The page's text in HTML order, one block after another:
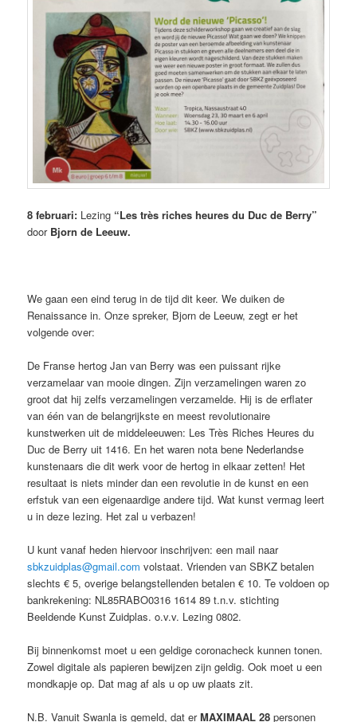
8 februari: Lezing “Les très riches heures du Duc de Berry”
door Bjorn de Leeuw.
We gaan een eind terug in de tijd dit keer. We duiken de
Renaissance in. Onze spreker, Bjorn de Leeuw, zegt er het
volgende over:
De Franse hertog Jan van Berry was een puissant rijke
verzamelaar van mooie dingen. Zijn verzamelingen waren zo
groot dat hij zelfs verzamelingen verzamelde. Hij is de erflater
van één van de belangrijkste en meest revolutionaire
kunstwerken uit de middeleeuwen: Les Très Riches Heures du
Duc de Berry uit 1416. En het waren nota bene Nederlandse
kunstenaars die dit werk voor de hertog in elkaar zetten! Het
resultaat is niets minder dan een revolutie in de kunst en een
erfstuk van een eigenaardige andere tijd. Wat kunst vermag leert
u in deze lezing. Het zal u verbazen!
U kunt vanaf heden hiervoor inschrijven: een mail naar
sbkzuidplas@gmail.com volstaat. Vrienden van SBKZ betalen
slechts € 5, overige belangstellenden betalen € 10. Te voldoen op
bankrekening: NL85RABO0316 1614 89 t.n.v. stichting
Beeldende Kunst Zuidplas. o.v.v. Lezing 0802.
Bij binnenkomst moet u een geldige coronacheck kunnen tonen.
Zowel digitale als papieren bewijzen zijn geldig. Ook moet u een
mondkapje op. Dat mag af als u op uw plaats zit.
N.B. Vanuit Swanla is gemeld, dat erMAXIMAAL 28personen